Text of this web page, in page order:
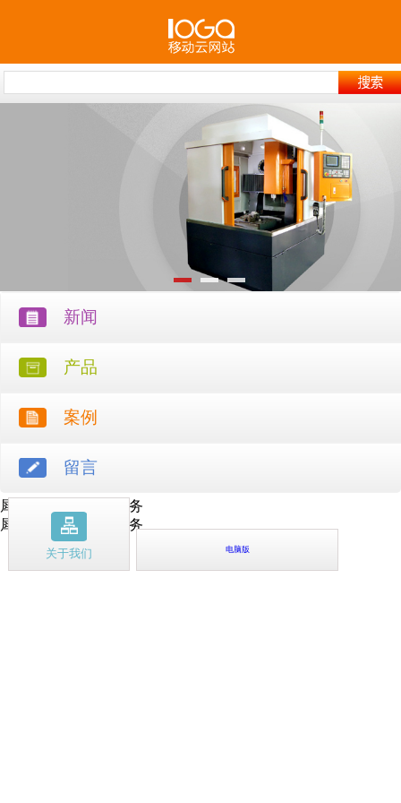
新闻
产品
案例
留言
关于我们 电脑版
犀牛云提供云计算服务
犀牛云提供企业云服务